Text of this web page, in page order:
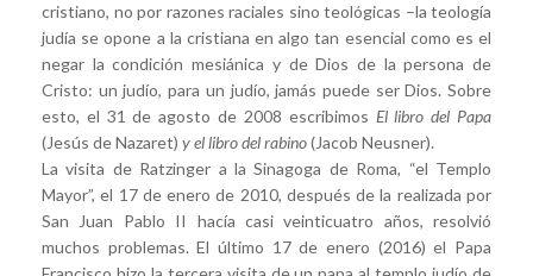
cristiano, no por razones raciales sino teológicas –la teología
judía se opone a la cristiana en algo tan esencial como es el
negar la condición mesiánica y de Dios de la persona de
Cristo: un judío, para un judío, jamás puede ser Dios. Sobre
esto, el 31 de agosto de 2008 escribimos El libro del Papa
(Jesús de Nazaret) y ellibro del rabino(Jacob Neusner).
La visita de Ratzinger a la Sinagoga de Roma, “el Templo
Mayor”, el 17 de enero de 2010, después de la realizada por
San Juan Pablo II hacía casi veinticuatro años, resolvió
muchos problemas. El último 17 de enero (2016) el Papa